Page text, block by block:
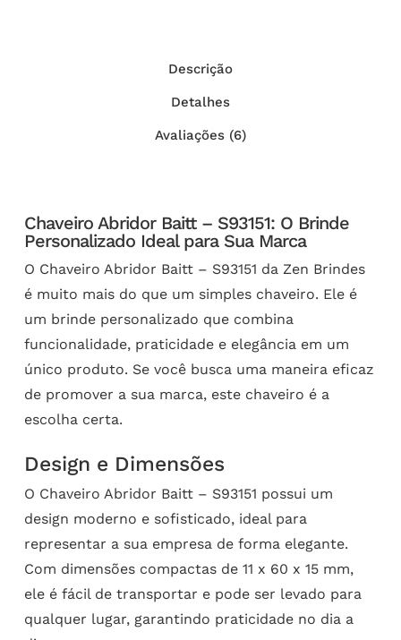
Descrição
Detalhes
Avaliações (6)
Chaveiro Abridor Baitt – S93151: O Brinde
Personalizado Ideal para Sua Marca
O Chaveiro Abridor Baitt – S93151 da Zen Brindes
é muito mais do que um simples chaveiro. Ele é
um brinde personalizado que combina
funcionalidade, praticidade e elegância em um
único produto. Se você busca uma maneira eficaz
de promover a sua marca, este chaveiro é a
escolha certa.
Design e Dimensões
O Chaveiro Abridor Baitt – S93151 possui um
design moderno e sofisticado, ideal para
representar a sua empresa de forma elegante.
Com dimensões compactas de 11 x 60 x 15 mm,
ele é fácil de transportar e pode ser levado para
qualquer lugar, garantindo praticidade no dia a